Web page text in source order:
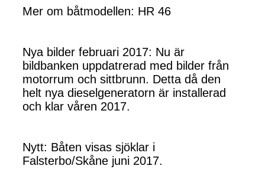
Mer om båtmodellen: HR 46
Nya bilder februari 2017: Nu är
bildbanken uppdatrerad med bilder från
motorrum och sittbrunn. Detta då den
helt nya dieselgeneratorn är installerad
och klar våren 2017.
Nytt: Båten visas sjöklar i
Falsterbo/Skåne juni 2017.